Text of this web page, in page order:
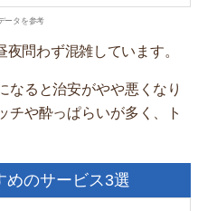
ータを参考
問わず混雑しています。
なると治安がやや悪くなり
チや酔っぱらいが多く、ト
めのサービス3選